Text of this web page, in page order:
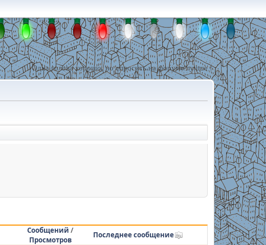
Одна голова хорошо, но спросить на форуме лучше !
Сообщений /
Просмотров
Последнее сообщение